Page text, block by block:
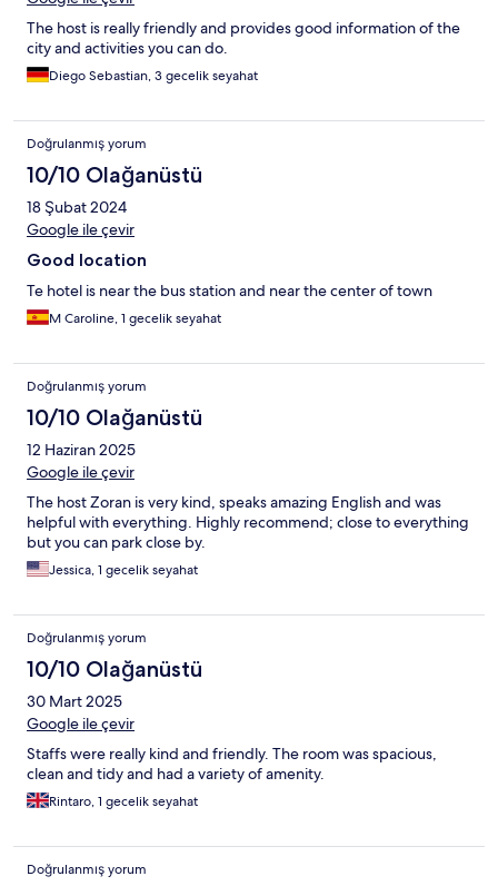
The host is really friendly and provides good information of the
city and activities you can do.
Diego Sebastian, 3 gecelik seyahat
Doğrulanmış yorum
10/10 Olağanüstü
18 Şubat 2024
Google ile çevir
Good location
Te hotel is near the bus station and near the center of town
M Caroline, 1 gecelik seyahat
Doğrulanmış yorum
10/10 Olağanüstü
12 Haziran 2025
Google ile çevir
The host Zoran is very kind, speaks amazing English and was
helpful with everything. Highly recommend; close to everything
but you can park close by.
Jessica, 1 gecelik seyahat
Doğrulanmış yorum
10/10 Olağanüstü
30 Mart 2025
Google ile çevir
Staffs were really kind and friendly. The room was spacious,
clean and tidy and had a variety of amenity.
Rintaro, 1 gecelik seyahat
Doğrulanmış yorum